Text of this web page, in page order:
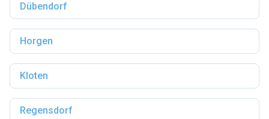
Dübendorf
Horgen
Kloten
Regensdorf